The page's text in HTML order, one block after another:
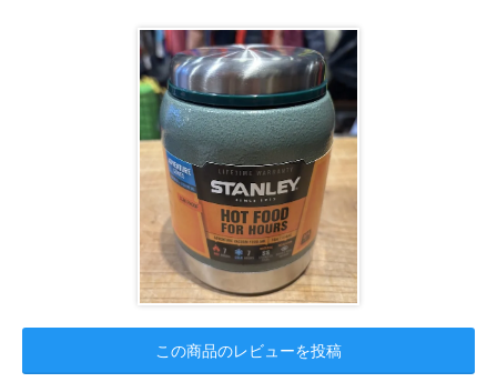
この商品のレビューを投稿